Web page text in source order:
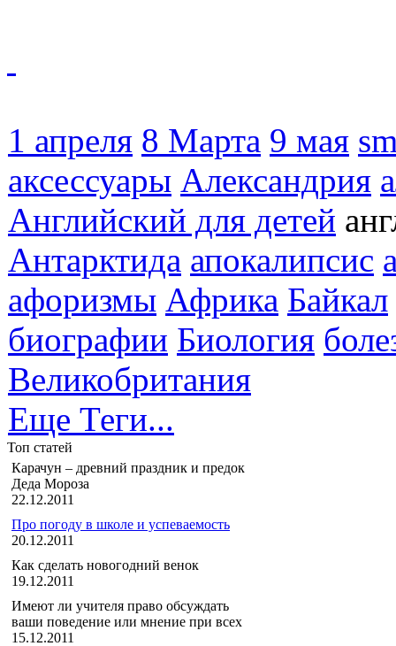
1 апреля 8 Марта 9 мая
аксессуары Александрия
Английский для детей
Антарктида апокалипсис
афоризмы Африка Байкал
биографии Биология
Великобритания
Еще Теги...
Топ статей
Карачун – древний праздник и предок
Деда Мороза
22.12.2011
Про погоду в школе и успеваемость
20.12.2011
Как сделать новогодний венок
19.12.2011
Имеют ли учителя право обсуждать
ваши поведение или мнение при всех
15.12.2011